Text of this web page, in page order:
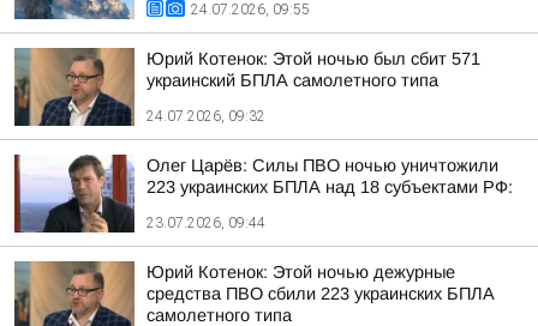
24.07.2026, 09:55
Юрий Котенок: Этой ночью был сбит 571
украинский БПЛА самолетного типа
24.07.2026, 09:32
Олег Царёв: Силы ПВО ночью уничтожили
223 украинских БПЛА над 18 субъектами РФ:
23.07.2026, 09:44
Юрий Котенок: Этой ночью дежурные
средства ПВО сбили 223 украинских БПЛА
самолетного типа